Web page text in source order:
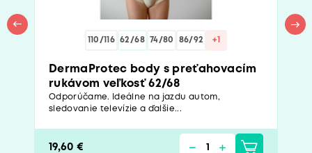
110/116 62/68 74/80 86/92 +1
DermaProtec body s preťahovacím
rukávom veľkosť 62/68
Odporúčame. Ideálne na jazdu autom,
sledovanie televízie a ďalšie...
19,60 €